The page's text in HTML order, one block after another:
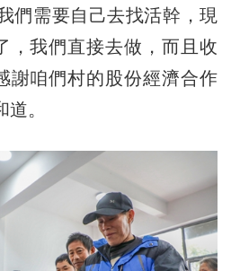
需要自己去找活幹，現
，我們直接去做，而且收
謝咱們村的股份經濟合作
。